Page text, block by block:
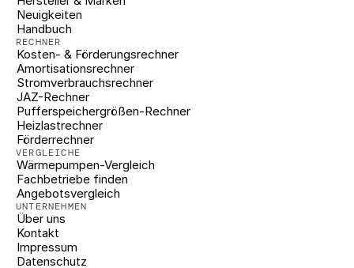
Neuigkeiten
Handbuch
RECHNER
Kosten- & Förderungsrechner
Amortisationsrechner
Stromverbrauchsrechner
JAZ-Rechner
Pufferspeichergrößen-Rechner
Heizlastrechner
Förderrechner
VERGLEICHE
Wärmepumpen-Vergleich
Fachbetriebe finden
Angebotsvergleich
UNTERNEHMEN
Über uns
Kontakt
Impressum
Datenschutz